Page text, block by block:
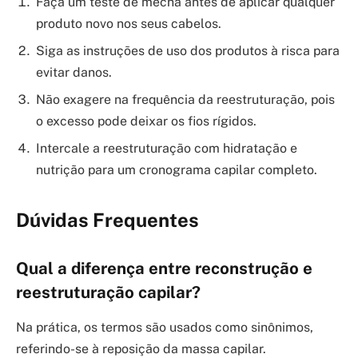
produto novo nos seus cabelos.
Siga as instruções de uso dos produtos à risca para
evitar danos.
Não exagere na frequência da reestruturação, pois
o excesso pode deixar os fios rígidos.
Intercale a reestruturação com hidratação e
nutrição para um cronograma capilar completo.
Dúvidas Frequentes
Qual a diferença entre reconstrução e
reestruturação capilar?
Na prática, os termos são usados como sinônimos,
referindo-se à reposição da massa capilar.